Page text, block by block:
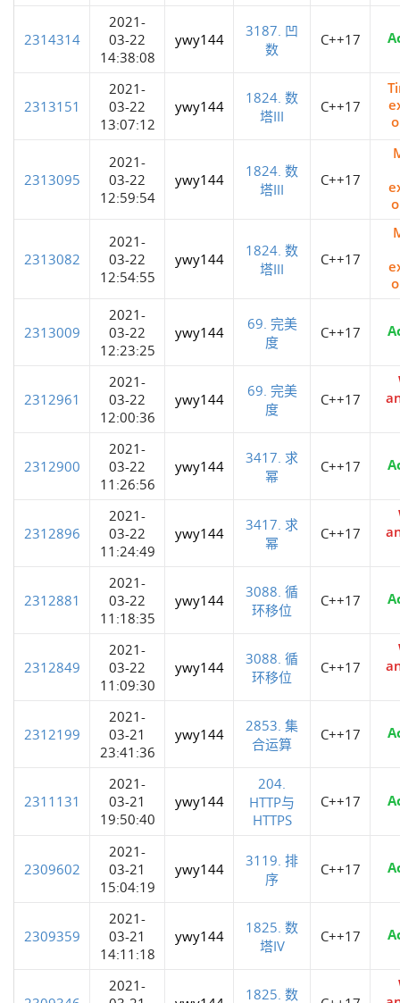
2314314
2021-
03-22
14:38:08
ywy144
3187. 凹
数
C++17
2313151
2021-
03-22
13:07:12
ywy144
1824. 数
塔III
C++17
2313095
2021-
03-22
12:59:54
ywy144
1824. 数
塔III
C++17
2313082
2021-
03-22
12:54:55
ywy144
1824. 数
塔III
C++17
2313009
2021-
03-22
12:23:25
ywy144
69. 完美
度
C++17
2312961
2021-
03-22
12:00:36
ywy144
69. 完美
度
C++17
2312900
2021-
03-22
11:26:56
ywy144
3417. 求
幂
C++17
2312896
2021-
03-22
11:24:49
ywy144
3417. 求
幂
C++17
2312881
2021-
03-22
11:18:35
ywy144
3088. 循
环移位
C++17
2312849
2021-
03-22
11:09:30
ywy144
3088. 循
环移位
C++17
2312199
2021-
03-21
23:41:36
ywy144
2853. 集
合运算
C++17
2311131
2021-
03-21
19:50:40
ywy144
204.
HTTP与
HTTPS
C++17
2309602
2021-
03-21
15:04:19
ywy144
3119. 排
序
C++17
2309359
2021-
03-21
14:11:18
ywy144
1825. 数
塔IV
C++17
2021-
1825. 数